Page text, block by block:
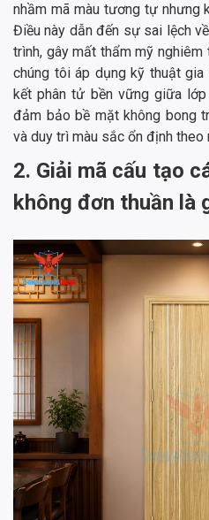
nhầm mã màu tương tự nhưng
Điều này dẫn đến sự sai lệch
trình, gây mất thẩm mỹ nghiêm
chúng tôi áp dụng kỹ thuật
kết phân tử bền vững giữa
đảm bảo bề mặt không bong
và duy trì màu sắc ổn định theo
2. Giải mã cấu tạo
không đơn thuần là